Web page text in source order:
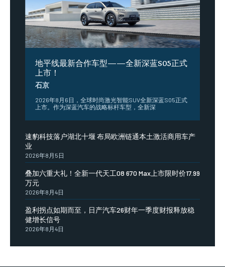
地平线最新合作车型——全新深蓝S05正式
上市！
石京
2026年8月6日，全球时尚激光智能SUV全新深蓝S05正式
上市。作为深蓝汽车的战略标杆车型，全新深
速豹科技落户湖北十堰 布局欧洲链通本土激活商用车产
业
2026年8月5日
叠加六重大礼！全新一代天工08 670 Max上市限时价17.99
万元
2026年8月4日
盈利拐点如期而至，日产汽车26财年一季度财报释放稳
健增长信号
2026年8月4日